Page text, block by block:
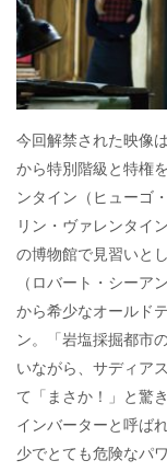
今回解禁された映像
から特別階級と特権
ンタイン（ヒューゴ
リン・ヴァレンタイ
の博物館で見習いと
（ロバート・シー
から希少なオールド
ン。「岩塩採掘都市
いながら、サディア
て「まさか！」と驚
インバーターと呼ば
少でとても危険なパ